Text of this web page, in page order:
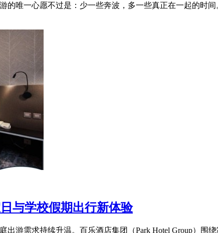
的唯一心愿不过是：少一些奔波，多一些真正在一起的时间
与学校假期出行新体验
游需求持续升温。百乐酒店集团（Park Hotel Group）围